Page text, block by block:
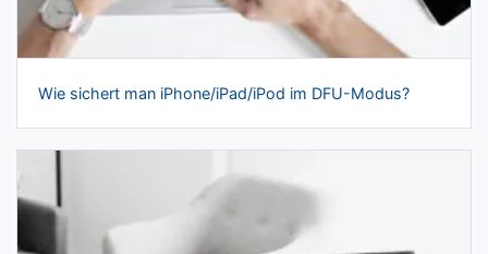
Wie sichert man iPhone/iPad/iPod im DFU-Modus?